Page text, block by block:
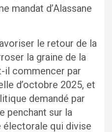
mandat d’Alassane
le retour de la
la graine de la
il commencer par
d’octobre 2025, et
demandé par
penchant sur la
qui divise